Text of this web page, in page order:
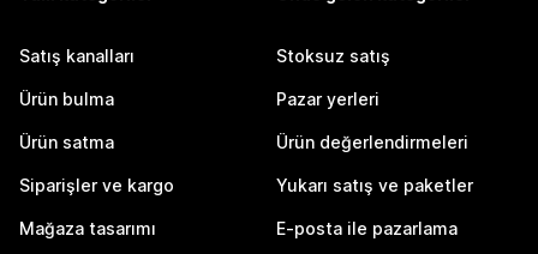
Satış kanalları
Ürün bulma
Ürün satma
Siparişler ve kargo
Mağaza tasarımı
Stoksuz satış
Pazar yerleri
Ürün değerlendirmeleri
Yukarı satış ve paketler
E-posta ile pazarlama